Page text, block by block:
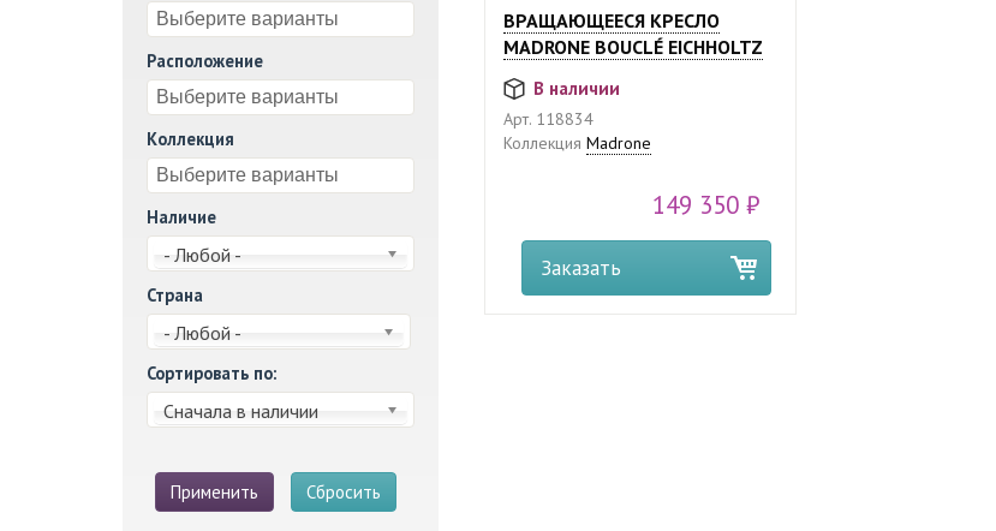
Расположение
Коллекция
Наличие
- Любой -
Страна
- Любой -
Сортировать по:
Сначала в наличии
Применить Сбросить
ВРАЩАЮЩЕЕСЯ КРЕСЛО
MADRONE BOUCLÉ EICHHOLTZ
В наличии
Арт.118834
Коллекция Madrone
149 350 ₽
Заказать